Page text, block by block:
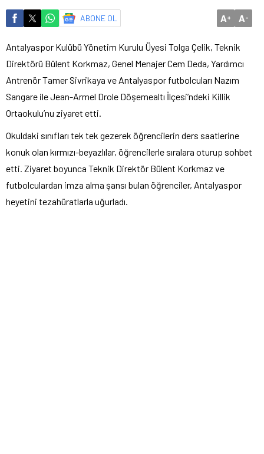
ABONE OL A+ A-
Antalyaspor Kulübü Yönetim Kurulu Üyesi Tolga Çelik, Teknik
Direktörü Bülent Korkmaz, Genel Menajer Cem Deda, Yardımcı
Antrenör Tamer Sivrikaya ve Antalyaspor futbolcuları Nazım
Sangare ile Jean-Armel Drole Döşemealtı İlçesi’ndeki Killik
Ortaokulu’nu ziyaret etti.
Okuldaki sınıfları tek tek gezerek öğrencilerin ders saatlerine
konuk olan kırmızı-beyazlılar, öğrencilerle sıralara oturup sohbet
etti. Ziyaret boyunca Teknik Direktör Bülent Korkmaz ve
futbolculardan imza alma şansı bulan öğrenciler, Antalyaspor
heyetini tezahüratlarla uğurladı.